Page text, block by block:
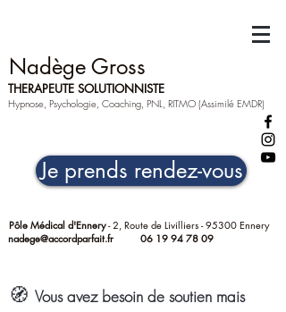
Nadège Gross
THERAPEUTE SOLUTIONNISTE
Hypnose, Psychologie, Coaching, PNL, RITMO (Assimilé EMDR)
Je prends rendez-vous
Pôle Médical d'Ennery- 2, Route de Livilliers - 95300 Ennery
06 19 94 78 09
nadege@accordparfait.fr
🧭 Vous avez besoin de soutien mais